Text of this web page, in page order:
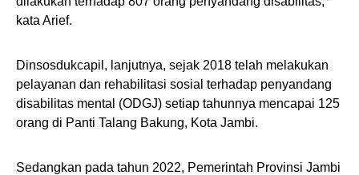
kata Arief.
Dinsosdukcapil, lanjutnya, sejak 2018 telah melakukan
pelayanan dan rehabilitasi sosial terhadap penyandang
disabilitas mental (ODGJ) setiap tahunnya mencapai 125
orang di Panti Talang Bakung, Kota Jambi.
Sedangkan pada tahun 2022, Pemerintah Provinsi Jambi